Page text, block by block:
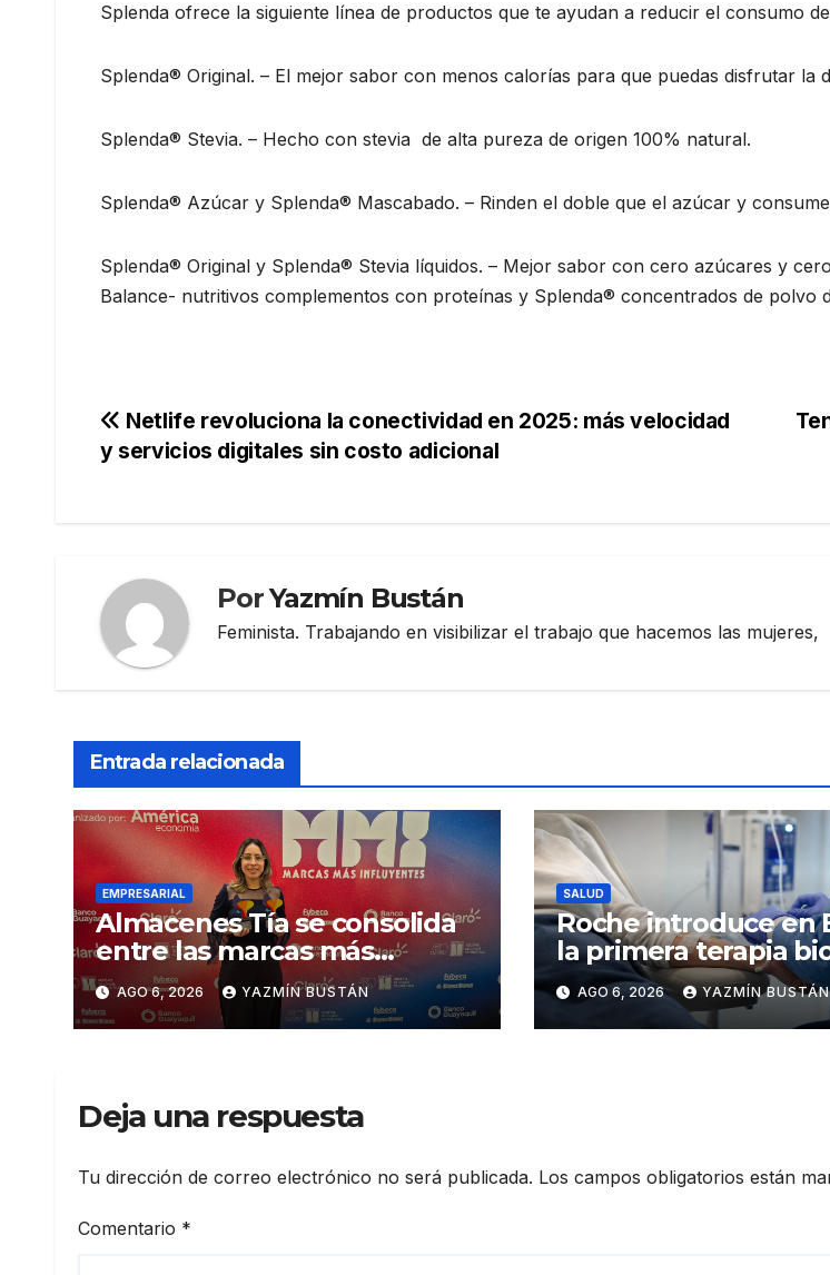
Splenda ofrece la siguiente línea de productos que te ayudan a reducir el consumo
Splenda® Original. – El mejor sabor con menos calorías para que puedas disfrutar la
Splenda® Stevia. – Hecho con stevia de alta pureza de origen 100% natural.
Splenda® Azúcar y Splenda® Mascabado. – Rinden el doble que el azúcar y
Splenda® Original y Splenda® Stevia líquidos. – Mejor sabor con cero azúcares y
Balance- nutritivos complementos con proteínas y Splenda® concentrados de polvo
Navegación
de
Netlife revoluciona la conectividad en 2025: más velocidad
y servicios digitales sin costo adicional
PorYazmín Bustán
Feminista. Trabajando en visibilizar el trabajo que hacemos las mujeres,
Entrada relacionada
EMPRESARIAL
Almacenes Tía se consolida
entre las marcas más
influyentes del Ecuador
AGO 6, 2026 YAZMÍN BUSTÁN
SALUD
Roche introduce en
la primera terapia
de precisión capaz de
detener el daño
nefritis lúpica
AGO 6, 2026 YAZMÍN BUSTÁN
Deja una respuesta
Tu dirección de correo electrónico no será publicada. Los campos obligatorios están
Comentario *